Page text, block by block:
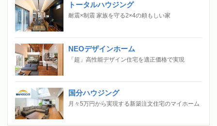
トータルハウジング
耐震×制震 家族を守る2×4の頼もしい家
NEOデザインホーム
「超」高性能デザイン住宅を適正価格で実現
国分ハウジング
月々5万円から実現する新築注文住宅のマイホーム